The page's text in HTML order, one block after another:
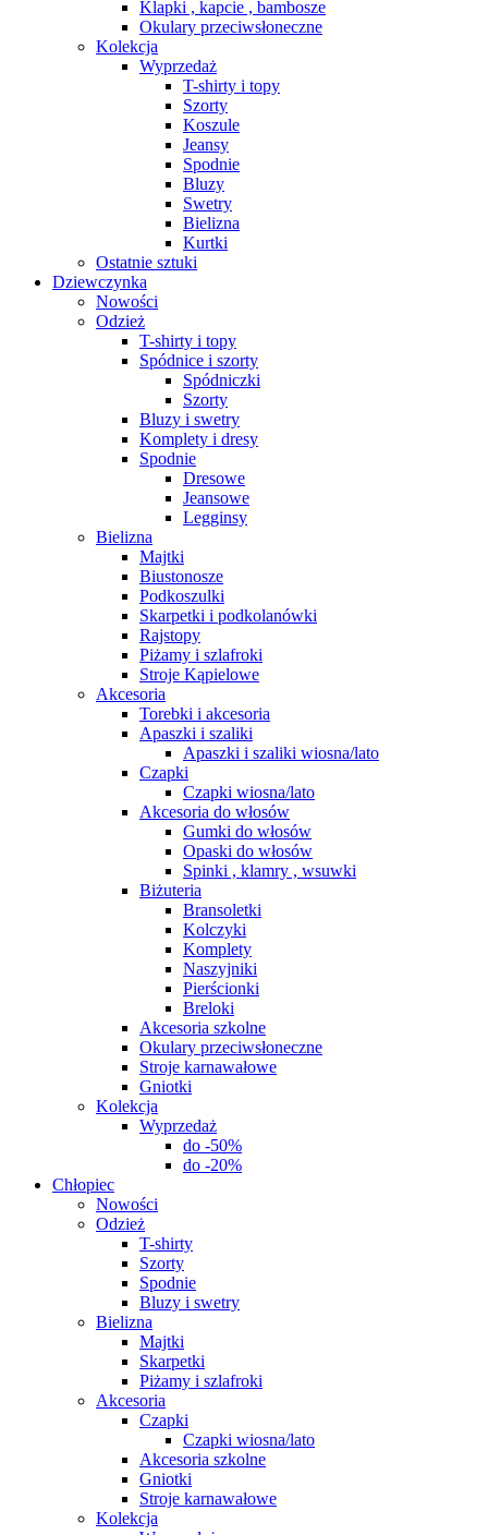
Klapki , kapcie , bambosze
Okulary przeciwsłoneczne
Kolekcja
Wyprzedaż
T-shirty i topy
Szorty
Koszule
Jeansy
Spodnie
Bluzy
Swetry
Bielizna
Kurtki
Ostatnie sztuki
Dziewczynka
Nowości
Odzież
T-shirty i topy
Spódnice i szorty
Spódniczki
Szorty
Bluzy i swetry
Komplety i dresy
Spodnie
Dresowe
Jeansowe
Legginsy
Bielizna
Majtki
Biustonosze
Podkoszulki
Skarpetki i podkolanówki
Rajstopy
Piżamy i szlafroki
Stroje Kąpielowe
Akcesoria
Torebki i akcesoria
Apaszki i szaliki
Apaszki i szaliki wiosna/lato
Czapki
Czapki wiosna/lato
Akcesoria do włosów
Gumki do włosów
Opaski do włosów
Spinki , klamry , wsuwki
Biżuteria
Bransoletki
Kolczyki
Komplety
Naszyjniki
Pierścionki
Breloki
Akcesoria szkolne
Okulary przeciwsłoneczne
Stroje karnawałowe
Gniotki
Kolekcja
Wyprzedaż
do -50%
do -20%
Chłopiec
Nowości
Odzież
T-shirty
Szorty
Spodnie
Bluzy i swetry
Bielizna
Majtki
Skarpetki
Piżamy i szlafroki
Akcesoria
Czapki
Czapki wiosna/lato
Akcesoria szkolne
Gniotki
Stroje karnawałowe
Kolekcja